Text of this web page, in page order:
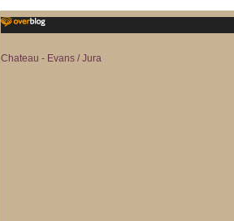
Chateau - Evans / Jura